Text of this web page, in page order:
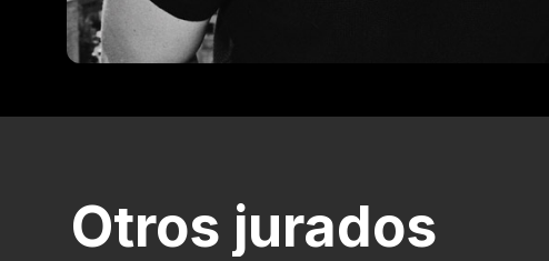
Otros jurados